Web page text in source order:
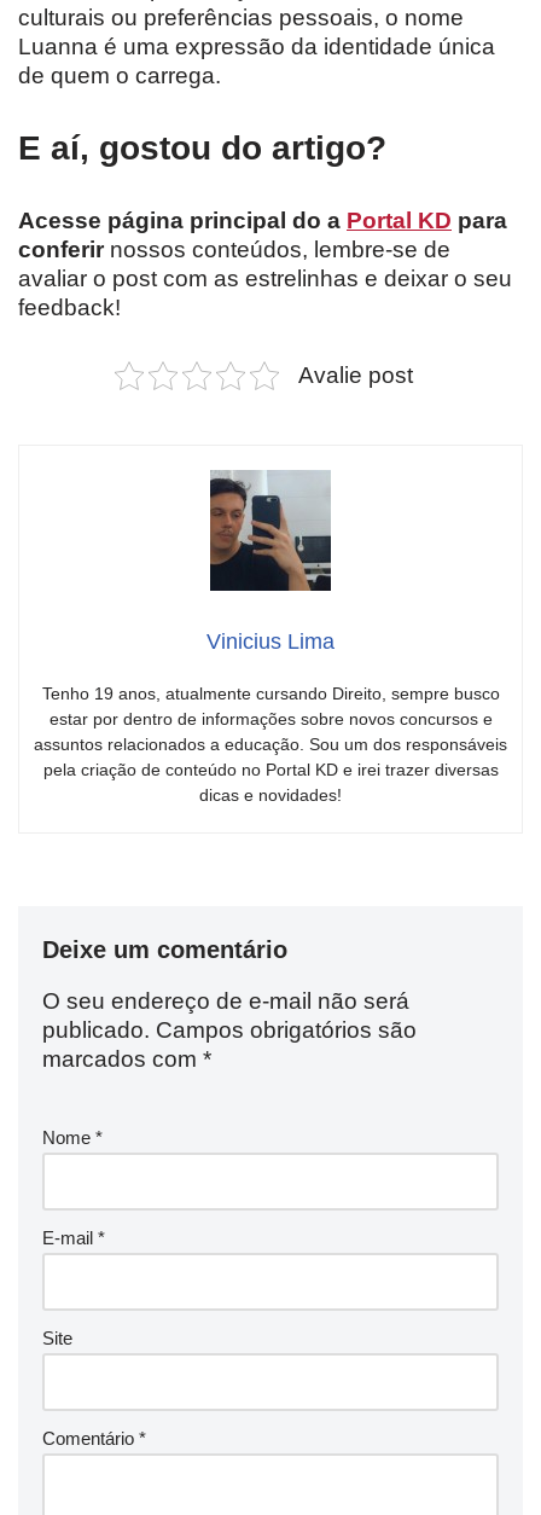
culturais ou preferências pessoais, o nome
Luanna é uma expressão da identidade única
de quem o carrega.
E aí, gostou do artigo?
Acesse página principal do a Portal KD para
conferirnossos conteúdos, lembre-se de
avaliar o post com as estrelinhas e deixar o seu
feedback!
Avalie post
Vinicius Lima
Tenho 19 anos, atualmente cursando Direito, sempre busco
estar por dentro de informações sobre novos concursos e
assuntos relacionados a educação. Sou um dos responsáveis
pela criação de conteúdo no Portal KD e irei trazer diversas
dicas e novidades!
Deixe um comentário
O seu endereço de e-mail não será
publicado. Campos obrigatórios são
marcados com *
Nome *
E-mail *
Site
Comentário *